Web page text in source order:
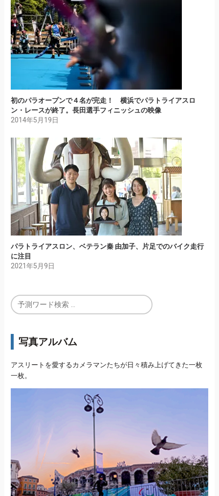
初のパラオープンで４名が完走！ 横浜でパラトライアスロ
ン・レースが終了。長田選手フィニッシュの映像
2014年5月19日
パラトライアスロン、ベテラン秦 由加子、片足でのバイク走行
に注目
2021年5月9日
写真アルバム
アスリートを愛するカメラマンたちが日々積み上げてきた一枚
一枚。